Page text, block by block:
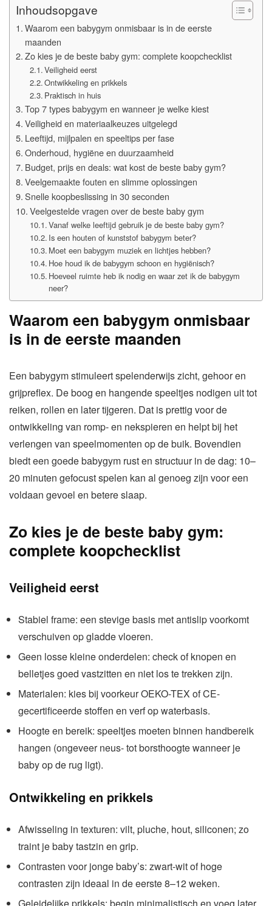
Inhoudsopgave
Waarom een babygym onmisbaar is in de eerste
maanden
Zo kies je de beste baby gym: complete koopchecklist
Veiligheid eerst
Ontwikkeling en prikkels
Praktisch in huis
Top 7 types babygym en wanneer je welke kiest
Veiligheid en materiaalkeuzes uitgelegd
Leeftijd, mijlpalen en speeltips per fase
Onderhoud, hygiëne en duurzaamheid
Budget, prijs en deals: wat kost de beste baby gym?
Veelgemaakte fouten en slimme oplossingen
Snelle koopbeslissing in 30 seconden
Veelgestelde vragen over de beste baby gym
Vanaf welke leeftijd gebruik je de beste baby gym?
Is een houten of kunststof babygym beter?
Moet een babygym muziek en lichtjes hebben?
Hoe houd ik de babygym schoon en hygiënisch?
Hoeveel ruimte heb ik nodig en waar zet ik de babygym
neer?
Waarom een babygym onmisbaar
is in de eerste maanden
Een babygym stimuleert spelenderwijs zicht, gehoor en
grijpreflex. De boog en hangende speeltjes nodigen uit tot
reiken, rollen en later tijgeren. Dat is prettig voor de
ontwikkeling van romp- en nekspieren en helpt bij het
verlengen van speelmomenten op de buik. Bovendien
biedt een goede babygym rust en structuur in de dag: 10–
20 minuten gefocust spelen kan al genoeg zijn voor een
voldaan gevoel en betere slaap.
Zo kies je de beste baby gym:
complete koopchecklist
Veiligheid eerst
Stabiel frame: een stevige basis met antislip voorkomt
verschuiven op gladde vloeren.
Geen losse kleine onderdelen: check of knopen en
belletjes goed vastzitten en niet los te trekken zijn.
Materialen: kies bij voorkeur OEKO-TEX of CE-
gecertificeerde stoffen en verf op waterbasis.
Hoogte en bereik: speeltjes moeten binnen handbereik
hangen (ongeveer neus- tot borsthoogte wanneer je
baby op de rug ligt).
Ontwikkeling en prikkels
Afwisseling in texturen: vilt, pluche, hout, siliconen; zo
traint je baby tastzin en grip.
Contrasten voor jonge baby’s: zwart-wit of hoge
contrasten zijn ideaal in de eerste 8–12 weken.
Geleidelijke prikkels: begin minimalistisch en voeg later